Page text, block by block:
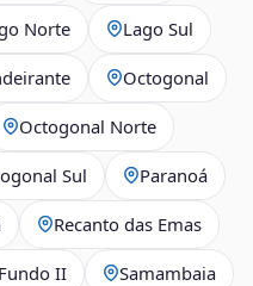
Norte Lago Sul
Octogonal
Octogonal Norte
Sul Paranoá
Recanto das Emas
II Samambaia